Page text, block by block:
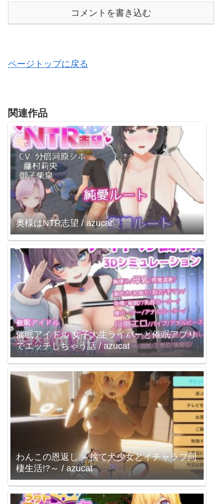
コメントを書き込む
ページトップに戻る
関連作品
奥様はNTR志望 / azucat
催眠アイドル 女子大生ライバーと催眠アプリ
でエッチしちゃう話 / azucat
わんこの恩返し ～捨て犬少女とイチャラブ同
棲生活!?～ / azucat